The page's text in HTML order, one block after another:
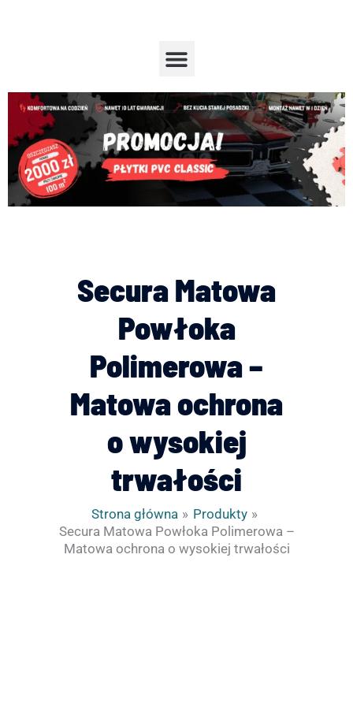
Menu
Secura Matowa
Powłoka
Polimerowa –
Matowa ochrona
o wysokiej
trwałości
Strona główna
Produkty
Secura Matowa Powłoka Polimerowa –
Matowa ochrona o wysokiej trwałości